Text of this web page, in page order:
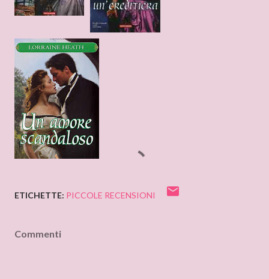
ETICHETTE: PICCOLE RECENSIONI
Commenti